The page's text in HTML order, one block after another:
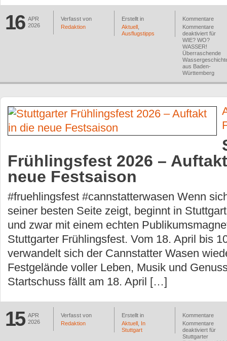
16 APR
2026
Verfasst von
Redaktion
Erstellt in
Aktuell
Ausflugstipps
Kommentare
Kommentare
deaktiviert für
WIE? WO?
WASSER!
Überraschende
aus Baden-
Württemberg
Frühlingsfest 2026 –
neue Festsaison
#fruehlingsfest #cannstatterwasen Wenn
seiner besten Seite zeigt, beginnt in
und zwar mit einem echten
Stuttgarter Frühlingsfest. Vom 18. April bis
verwandelt sich der Cannstatter Wasen
Festgelände voller Leben, Musik und
Startschuss fällt am 18. April […]
15 APR
2026
Verfasst von
Redaktion
Erstellt in
Aktuell In
Stuttgart
Kommentare
Kommentare
deaktiviert für
Stuttgarter